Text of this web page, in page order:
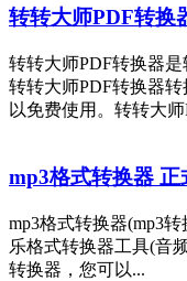
转转大师PDF转换
转转大师PDF转换器是
转转大师PDF转换器
以免费使用。转转大师
mp3格式转换器 正
mp3格式转换器(mp3
乐格式转换器工具(音
转换器，您可以...